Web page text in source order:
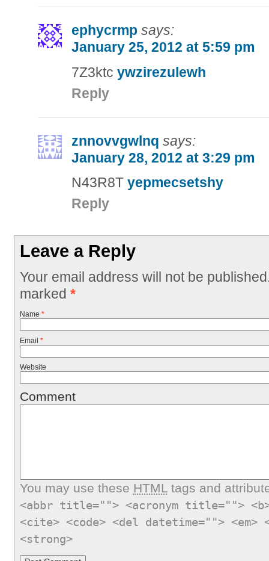
ephycrmp says:
January 25, 2012 at 5:59 pm
7Z3ktc ywzirezulewh
Reply
znnovvgwlnq says:
January 28, 2012 at 3:29 pm
N43R8T yepmecsetshy
Reply
Leave a Reply
Your email address will not be
marked *
Name *
Email *
Website
Comment
You may use these HTMLtags and
<abbr title=""> <acronym title="">
<cite> <code> <del datetime="">
<strong>